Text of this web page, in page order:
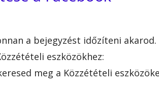
a bejegyzést időzíteni akarod.
eszközökhez:
meg a Közzétételi